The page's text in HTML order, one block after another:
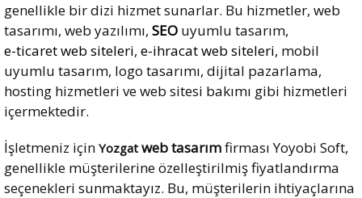
genellikle bir dizi hizmet sunarlar. Bu hizmetler, web
tasarımı, web yazılımı, SEO uyumlu tasarım,
e-ticaret web siteleri, e-ihracat web siteleri, mobil
uyumlu tasarım, logo tasarımı, dijital pazarlama,
hosting hizmetleri ve web sitesi bakımı gibi hizmetleri
içermektedir.
İşletmeniz için Yozgat web tasarımfirması Yoyobi Soft,
genellikle müşterilerine özelleştirilmiş fiyatlandırma
seçenekleri sunmaktayız. Bu, müşterilerin ihtiyaçlarına